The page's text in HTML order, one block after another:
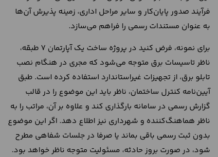
فرآیند صدور پایان‌کار و سایر مراحل اداری، زمینه پذیرش آن‌ها
به‌ عنوان مستندات رسمی را فراهم می‌سازد.
برای نمونه، فرض کنید در پروژه ساخت یک آپارتمان 7 طبقه،
ناظر تاسیسات برق متوجه می‌شود که مجری در هنگام نصب
تابلو برق، از تجهیزات غیراستاندارد استفاده کرده است. طبق
آیین‌نامه کنترل ساختمان، ناظر باید این موضوع را در قالب
گزارش رسمی در سامانه بارگذاری کند و علاوه بر آن، مراتب را به
ناظر هماهنگ‌کننده و شهرداری نیز اطلاع دهد. اگر این موضوع
بدون ثبت رسمی باقی بماند یا صرفا در جلسات شفاهی مطرح
شود، در صورت بروز حادثه، مسئولیت متوجه ناظر خواهد بود.